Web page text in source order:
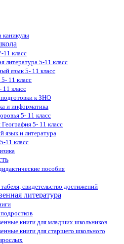
каникулы
11 класс
литература 5-11 класс
язык 5- 11 класс
11 класс
11 класс
к ЗНО
и информатика
5- 11 класс
5- 11 класс
язык и литература
11 класс
пособия
свидетельство достижений
литература
книги для младших школьников
книги для старшего школьного